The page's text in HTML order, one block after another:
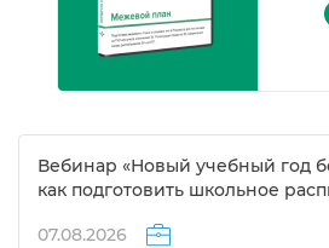
ебинар «Новый учебный год
как подготовить школьное
07.08.2026